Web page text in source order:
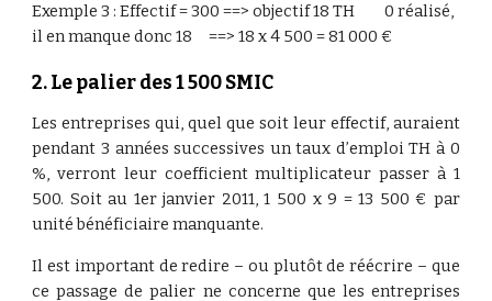
Exemple 3 : Effectif = 300 ==> objectif 18 TH         0 réalisé,
il en manque donc 18     ==> 18 x 4 500 = 81 000 €
2. Le palier des 1 500 SMIC
Les entreprises qui, quel que soit leur effectif, auraient
pendant 3 années successives un taux d’emploi TH à 0
%, verront leur coefficient multiplicateur passer à 1
500. Soit au 1er janvier 2011, 1 500 x 9 = 13 500 € par
unité bénéficiaire manquante.
Il est important de redire – ou plutôt de réécrire – que
ce passage de palier ne concerne que les entreprises